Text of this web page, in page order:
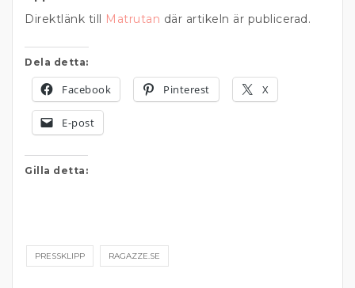
Direktlänk till Matrutan där artikeln är publicerad.
Dela detta:
Facebook Pinterest X
E-post
Gilla detta:
PRESSKLIPP RAGAZZE.SE